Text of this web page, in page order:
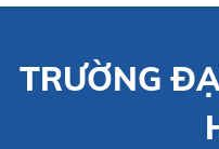
TRƯỜNG